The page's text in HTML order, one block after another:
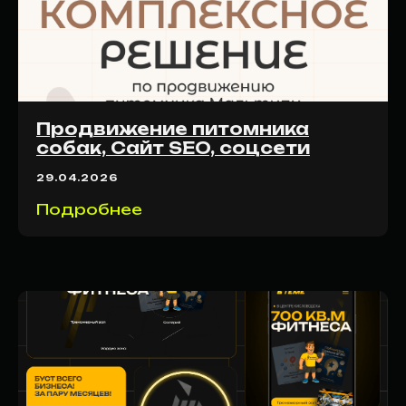
Продвижение питомника
собак, Сайт SEO, соцсети
29.04.2026
Подробнее
Проверяем спрос, сезонность
01
АНАЛИЗ РЫНКА
ПРОЗРАЧНЫЙ
ПРОЦЕСС.
ПОНЯТНЫЕ
ДЕЙСТВИЯ.
ИЗМЕРИМЫЙ
РЕЗУЛЬТАТ.